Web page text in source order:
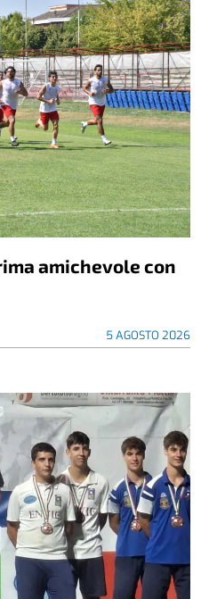
amichevole con
5 AGOSTO 2026